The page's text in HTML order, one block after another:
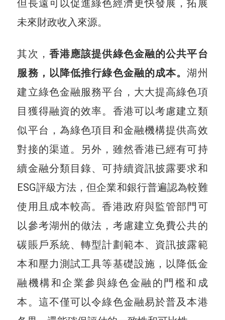
但長遠可以促進綠色經濟更快發展，拓展
未來財政收入來源。
其次， 香港應該提供綠色金融的公共平台
服務，以降低推行綠色金融的成本。湖州
建立綠色金融服務平台，大大提高綠色項
目獲得融資的效率。香港可以考慮建立類
似平台，為綠色項目和金融機構提供高效
對接的渠道。另外，雖然香港已經有可持
續金融分類目錄、可持續資訊披露要求和
ESG評級方法，但企業和銀行普遍認為較難
使用且成本較高。香港政府與監管部門可
以參考湖州的做法，考慮建立免費公共的
碳賬戶系統、轉型計劃範本、資訊披露範
本和壓力測試工具等基礎設施，以降低金
融機構和企業參與綠色金融的門檻和成
本。這不僅可以令綠色金融易於普及本港